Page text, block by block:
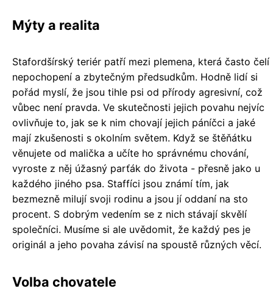
Mýty a realita
Stafordšírský teriér patří mezi plemena, která často čelí
nepochopení a zbytečným předsudkům. Hodně lidí si
pořád myslí, že jsou tihle psi od přírody agresivní, což
vůbec není pravda. Ve skutečnosti jejich povahu nejvíc
ovlivňuje to, jak se k nim chovají jejich páníčci a jaké
mají zkušenosti s okolním světem. Když se štěňátku
věnujete od malička a učíte ho správnému chování,
vyroste z něj úžasný parťák do života - přesně jako u
každého jiného psa. Staffíci jsou známí tím, jak
bezmezně milují svoji rodinu a jsou jí oddaní na sto
procent. S dobrým vedením se z nich stávají skvělí
společníci. Musíme si ale uvědomit, že každý pes je
originál a jeho povaha závisí na spoustě různých věcí.
Volba chovatele